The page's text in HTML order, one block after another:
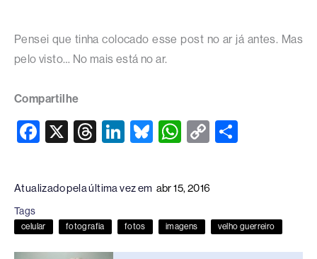
Pensei que tinha colocado esse post no ar já antes. Mas
pelo visto… No mais está no ar.
Compartilhe
F
c
e
b
o
X
T
e
a
d
s
Li
e
dI
n
Bl
e
sk
y
W
at
s
A
p
C
Li
n
Atualizado pela última vez em abr 15, 2016
Tags
celular fotografia fotos imagens velho guerreiro